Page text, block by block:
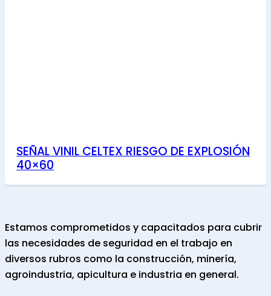
SEÑAL VINIL CELTEX RIESGO DE EXPLOSIÓN
40×60
Estamos comprometidos y capacitados para cubrir
las necesidades de seguridad en el trabajo en
diversos rubros como la construcción, minería,
agroindustria, apicultura e industria en general.